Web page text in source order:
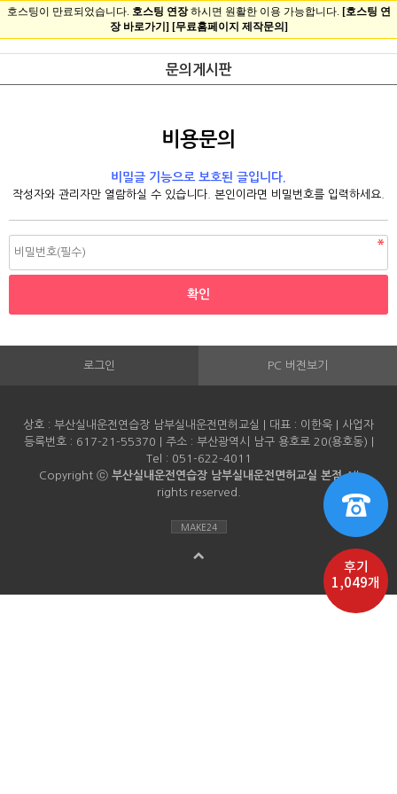
문의게시판
비용문의
비밀글 기능으로 보호된 글입니다.
작성자와 관리자만 열람하실 수 있습니다. 본인이라면 비밀번호를 입력하세요.
후기
1,049개
로그인 PC 버전보기
상호 : 부산실내운전연습장 남부실내운전면허교실 | 대표 : 이한욱 | 사업자
등록번호 : 617-21-55370 | 주소 : 부산광역시 남구 용호로 20(용호동) |
Tel : 051-622-4011
Copyright ⓒ 부산실내운전연습장 남부실내운전면허교실 본점All
rights reserved.
MAKE24